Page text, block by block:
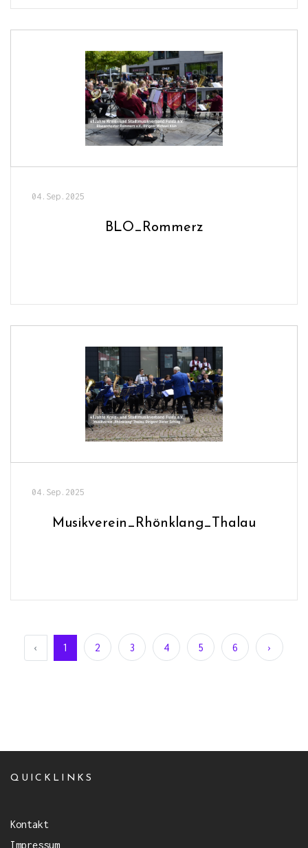
04.Sep.2025
BLO_Rommerz
04.Sep.2025
Musikverein_Rhönklang_Thalau
‹ 1 2 3 4 5 6 ›
QUICKLINKS
Kontakt
Impressum